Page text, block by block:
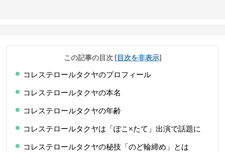
この記事の目次 [目次を非表示]
コレステロールタクヤのプロフィール
コレステロールタクヤの本名
コレステロールタクヤの年齢
コレステロールタクヤは「ぽこ×たて」出演で話題に
コレステロールタクヤの秘技「のど輪締め」とは